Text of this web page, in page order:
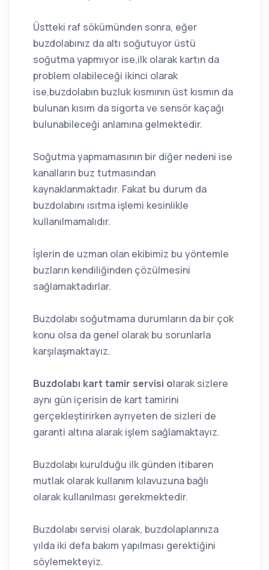
Üstteki raf sökümünden sonra, eğer
buzdolabınız da altı soğutuyor üstü
soğutma yapmıyor ise,ilk olarak kartın da
problem olabileceği ikinci olarak
ise,buzdolabın buzluk kısmının üst kısmın da
bulunan kısım da sigorta ve sensör kaçağı
bulunabileceği anlamına gelmektedir.
Soğutma yapmamasının bir diğer nedeni ise
kanalların buz tutmasından
kaynaklanmaktadır. Fakat bu durum da
buzdolabını ısıtma işlemi kesinlikle
kullanılmamalıdır.
İşlerin de uzman olan ekibimiz bu yöntemle
buzların kendiliğinden çözülmesini
sağlamaktadırlar.
Buzdolabı soğutmama durumların da bir çok
konu olsa da genel olarak bu sorunlarla
karşılaşmaktayız.
Buzdolabı kart tamir servisi olarak sizlere
aynı gün içerisin de kart tamirini
gerçekleştirirken ayrıyeten de sizleri de
garanti altına alarak işlem sağlamaktayız.
Buzdolabı kurulduğu ilk günden itibaren
mutlak olarak kullanım kılavuzuna bağlı
olarak kullanılması gerekmektedir.
Buzdolabı servisi olarak, buzdolaplarınıza
yılda iki defa bakım yapılması gerektiğini
söylemekteyiz.